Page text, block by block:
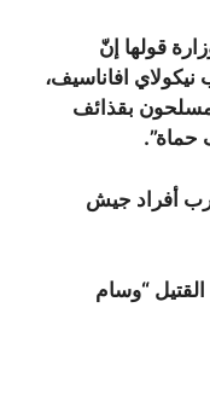
قولها إنّ
افاناسيف،
بقذائف
حماة”.
أفراد جيش
القتيل “وسام